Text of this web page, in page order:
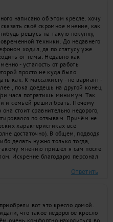
написано об этом кресле. хочу
своё скромное мнение, как
решусь на такую покупку,
техники. До недавнего
ходил, да по статусу уже
от темы. Недавно как
- усталость от работы
просто не куда было
как. К массажисту - не вариант -
, пока доедешь на другой конец
часа потратишь минимум. Так
и семьёй решил брать. Почему
стоит сравнительно недорого,
по отзывам. Причём не
характеристиках всё
достаточно). В общем, подводя
делать нужно только тогда,
мнению пришёл я сам после
Искренне благодарю персонал
Ответить
вот это кресло домой.
что такое недорогое кресло
очень комфортно находиться во